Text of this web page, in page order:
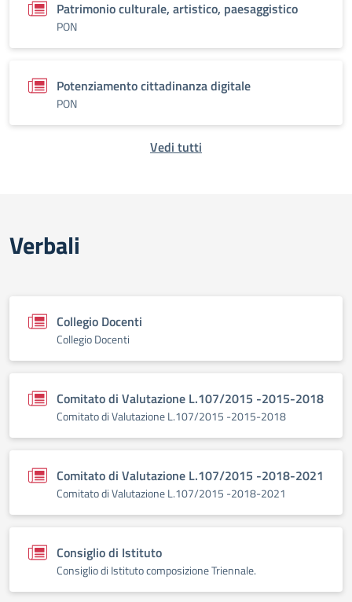
Patrimonio culturale, artistico, paesaggistico
PON
Potenziamento cittadinanza digitale
PON
Vedi tutti
Verbali
Collegio Docenti
Collegio Docenti
Comitato di Valutazione L.107/2015 -2015-2018
Comitato di Valutazione L.107/2015 -2015-2018
Comitato di Valutazione L.107/2015 -2018-2021
Comitato di Valutazione L.107/2015 -2018-2021
Consiglio di Istituto
Consiglio di Istituto composizione Triennale.